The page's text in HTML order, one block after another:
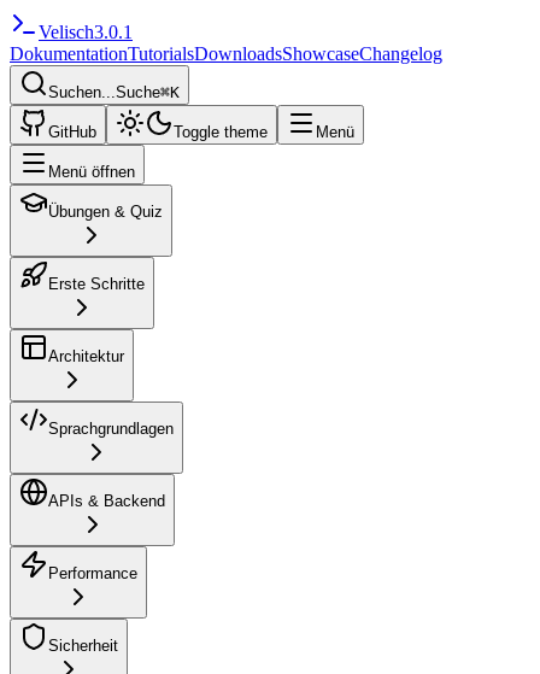
Velisch3.0.1
DokumentationTutorialsDownloadsShowcaseChangelog
Suchen...Suche⌘K
GitHub Toggle theme Menü
Menü öffnen
Übungen & Quiz
Erste Schritte
Architektur
Sprachgrundlagen
APIs & Backend
Performance
Sicherheit